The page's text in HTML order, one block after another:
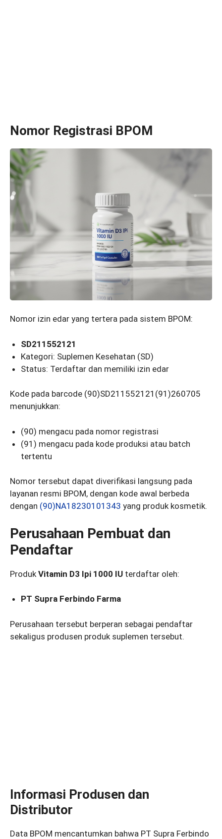
Nomor Registrasi BPOM
Nomor izin edar yang tertera pada sistem BPOM:
SD211552121
Kategori: Suplemen Kesehatan (SD)
Status: Terdaftar dan memiliki izin edar
Kode pada barcode (90)SD211552121(91)260705
menunjukkan:
(90) mengacu pada nomor registrasi
(91) mengacu pada kode produksi atau batch
tertentu
Nomor tersebut dapat diverifikasi langsung pada
layanan resmi BPOM, dengan kode awal berbeda
dengan (90)NA18230101343 yang produk kosmetik.
Perusahaan Pembuat dan
Pendaftar
Produk Vitamin D3 Ipi 1000 IU terdaftar oleh:
PT Supra Ferbindo Farma
Perusahaan tersebut berperan sebagai pendaftar
sekaligus produsen produk suplemen tersebut.
Informasi Produsen dan
Distributor
Data BPOM mencantumkan bahwa PT Supra Ferbindo